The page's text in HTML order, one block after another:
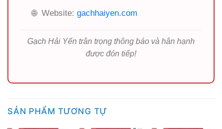
🌐 Website: gachhaiyen.com
Gạch Hải Yến trân trọng thông báo và hân hạnh
được đón tiếp!
SẢN PHẨM TƯƠNG TỰ